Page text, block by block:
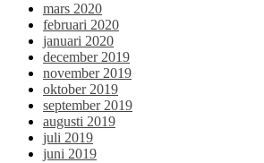
mars 2020
februari 2020
januari 2020
december 2019
november 2019
oktober 2019
september 2019
augusti 2019
juli 2019
juni 2019